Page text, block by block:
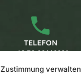
Zustimmung verwalten
TELEFON
+49 30 20662228